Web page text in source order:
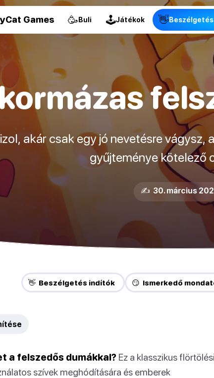
Games 🥳Buli 🕹Játékok 👋
akár csak egy jó nevetésre
gyűjteménye kötelező
✍️ 30. március
👋 Beszélgetés indítók 😏 Ismerkedő
a felszedős dumákkal? Ez a klasszikus flörtölési
szívek meghódítására és emberek